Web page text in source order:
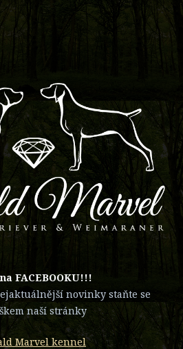
FACEBOOKU!!!
novinky staňte se
naší stránky
Marvel kennel